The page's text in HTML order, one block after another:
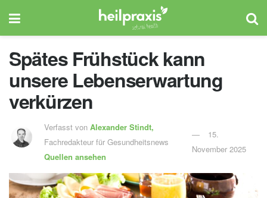
Spätes Frühstück kann
unsere Lebenserwartung
verkürzen
Verfasst von Alexander Stindt,
Fachredakteur für Gesundheitsnews
Quellen ansehen
15.
November 2025